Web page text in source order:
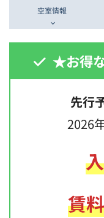
空室情報
★お得
先行
2026
賃